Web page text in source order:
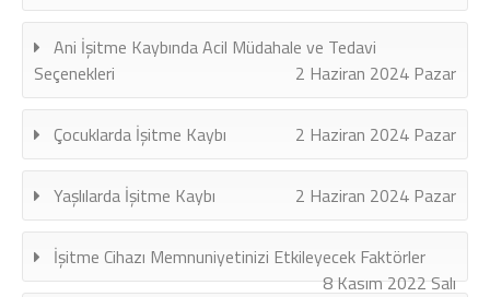
Ani İşitme Kaybında Acil Müdahale ve Tedavi
Seçenekleri
2 Haziran 2024 Pazar
Çocuklarda İşitme Kaybı 2 Haziran 2024 Pazar
Yaşlılarda İşitme Kaybı 2 Haziran 2024 Pazar
İşitme Cihazı Memnuniyetinizi Etkileyecek Faktörler
8 Kasım 2022 Salı